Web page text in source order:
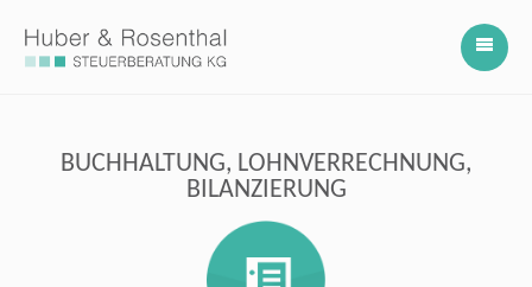
BUCHHALTUNG, LOHNVERRECHNUNG,
BILANZIERUNG